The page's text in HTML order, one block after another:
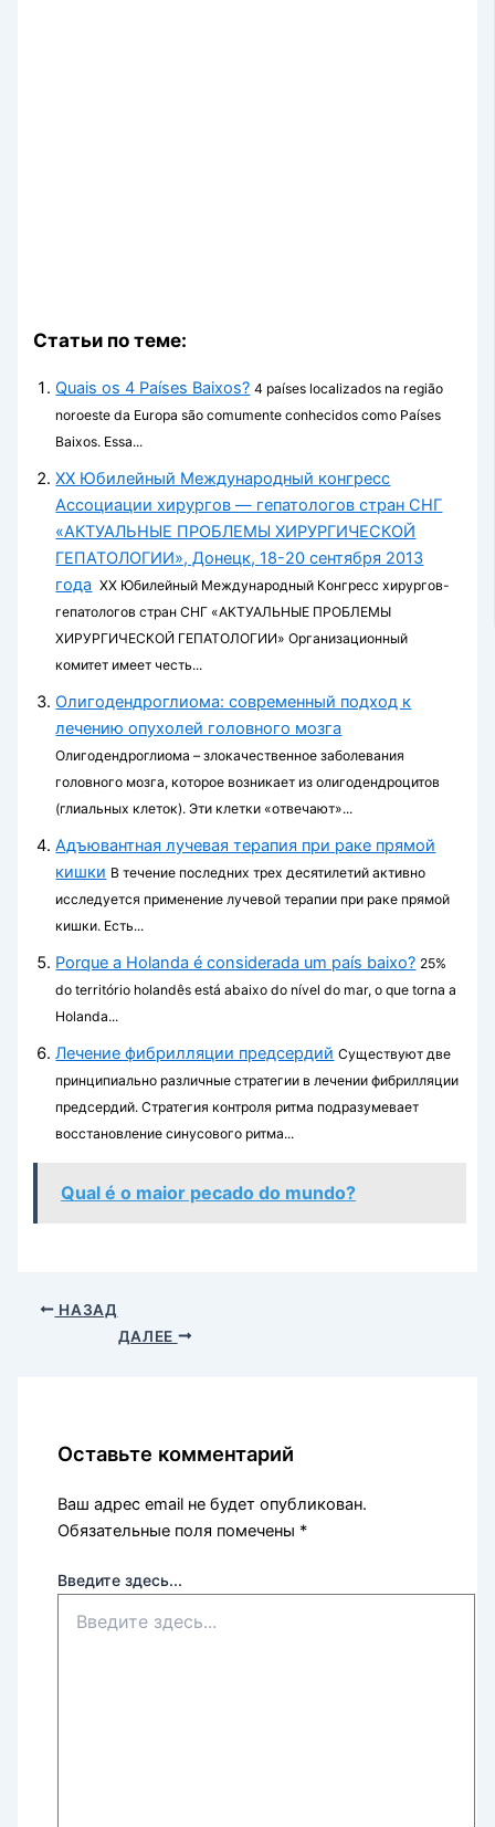
Статьи по теме:
Quais os 4 Países Baixos? 4 países localizados na região
noroeste da Europa são comumente conhecidos como Países
Baixos. Essa...
ХХ Юбилейный Международный конгресс
Ассоциации хирургов — гепатологов стран СНГ
«АКТУАЛЬНЫЕ ПРОБЛЕМЫ ХИРУРГИЧЕСКОЙ
ГЕПАТОЛОГИИ», Донецк, 18-20 сентября 2013
года ХХ Юбилейный Международный Конгресс хирургов-
гепатологов стран СНГ «АКТУАЛЬНЫЕ ПРОБЛЕМЫ
ХИРУРГИЧЕСКОЙ ГЕПАТОЛОГИИ» Организационный
комитет имеет честь...
Олигодендроглиома: современный подход к
лечению опухолей головного мозга
Олигодендроглиома – злокачественное заболевания
головного мозга, которое возникает из олигодендроцитов
(глиальных клеток). Эти клетки «отвечают»...
Адъювантная лучевая терапия при раке прямой
кишки В течение последних трех десятилетий активно
исследуется применение лучевой терапии при раке прямой
кишки. Есть...
Porque a Holanda é considerada um país baixo? 25%
do território holandês está abaixo do nível do mar, o que torna a
Holanda...
Лечение фибрилляции предсердий Существуют две
принципиально различные стратегии в лечении фибрилляции
предсердий. Стратегия контроля ритма подразумевает
восстановление синусового ритма...
Qual é o maior pecado do mundo?
НАЗАД
ДАЛЕЕ
Оставьте комментарий
Ваш адрес email не будет опубликован.
Обязательные поля помечены *
Введите здесь...